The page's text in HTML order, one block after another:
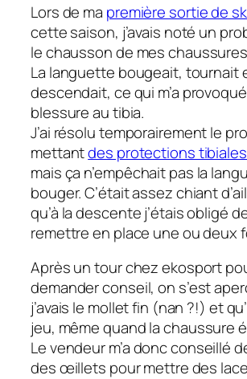
Lors de ma première sortie de
cette saison, j’avais noté un
le chausson de mes
La languette bougeait, tournait
descendait, ce qui m’a
blessure au tibia.
J’ai résolu temporairement le
mettantdes protections
mais ça n’empêchait pas la
bouger. C’était assez chiant
qu’à la descente j’étais obligé
remettre en place une ou deux
Après un tour chez ekosport
demander conseil, on s’est
j’avais le mollet fin (nan ?!) et
jeu, même quand la chaussure
Le vendeur m’a donc conseillé
des œillets pour mettre des